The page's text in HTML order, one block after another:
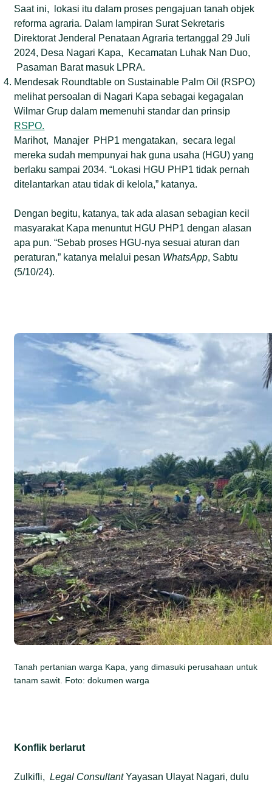
Saat ini, lokasi itu dalam proses pengajuan tanah objek
reforma agraria. Dalam lampiran Surat Sekretaris
Direktorat Jenderal Penataan Agraria tertanggal 29 Juli
2024, Desa Nagari Kapa, Kecamatan Luhak Nan Duo,
Pasaman Barat masuk LPRA.
Mendesak Roundtable on Sustainable Palm Oil (RSPO)
melihat persoalan di Nagari Kapa sebagai kegagalan
Wilmar Grup dalam memenuhi standar dan prinsip
RSPO.
Marihot, Manajer PHP1 mengatakan, secara legal
mereka sudah mempunyai hak guna usaha (HGU) yang
berlaku sampai 2034. “Lokasi HGU PHP1 tidak pernah
ditelantarkan atau tidak di kelola,” katanya.
Dengan begitu, katanya, tak ada alasan sebagian kecil
masyarakat Kapa menuntut HGU PHP1 dengan alasan
apa pun. “Sebab proses HGU-nya sesuai aturan dan
peraturan,” katanya melalui pesan WhatsApp, Sabtu
(5/10/24).
Tanah pertanian warga Kapa, yang dimasuki perusahaan untuk
tanam sawit. Foto: dokumen warga
Konflik berlarut
Zulkifli,Legal ConsultantYayasan Ulayat Nagari, dulu